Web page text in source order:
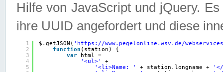
Hilfe von JavaScript und jQuery.
ihre UUID angefordert und diese
1
2
3
4
5
$.getJSON( ' https://www.pegelonline.wsv.de/
function (station) {
var
html =
'<ul>'
+
'<li>Name: '
+ station.longname +